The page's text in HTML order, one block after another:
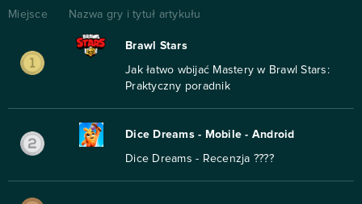
Miejsce Nazwa gry i tytuł artykułu
Brawl Stars
Jak łatwo wbijać Mastery w Brawl Stars:
Praktyczny poradnik
Dice Dreams - Mobile - Android
Dice Dreams - Recenzja ????